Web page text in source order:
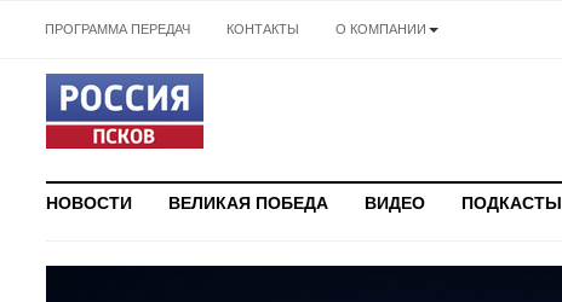
ПРОГРАММА ПЕРЕДАЧ КОНТАКТЫ О КОМПАНИИ
НОВОСТИ ВЕЛИКАЯ ПОБЕДА ВИДЕО ПОДКАСТЫ